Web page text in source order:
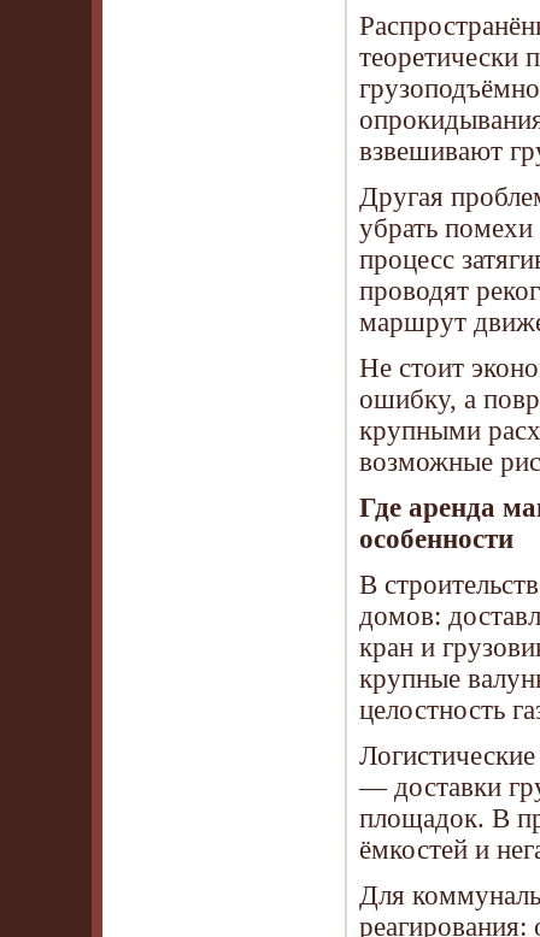
теоретически
взвешивают
Другая
убрать помехи
процесс
проводят
маршрут
Не стоит
ошибку, а
крупными
возможные
Где аренда
особенности
В
домов:
кран и
крупные
целостность
— доставки
площадок. В
ёмкостей и
Для
реагирования: